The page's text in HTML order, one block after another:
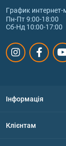
График
Пн-Пт 9:00-18:00
Сб-Нд 10:00-17:00
Інформація
Клієнтам